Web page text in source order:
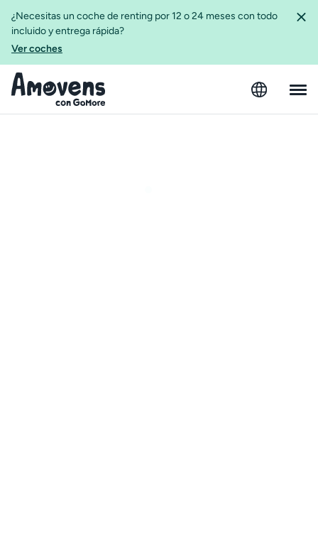
¿Necesitas un coche de renting por 12 o 24 meses con todo
incluido y entrega rápida?
Ver coches